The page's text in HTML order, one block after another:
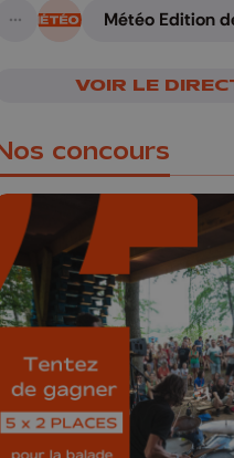
A suivre
Météo Edition
VOIR LE
concours
🎁 Gagnez
places pour
Bucolique
Festival
Concours valable